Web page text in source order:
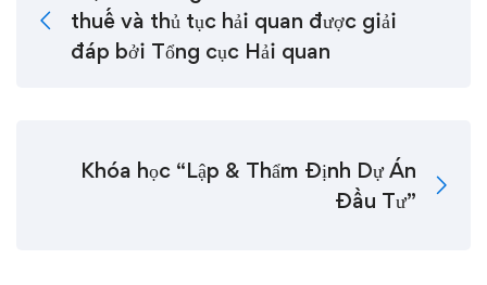
thuế và thủ tục hải quan được giải
đáp bởi Tổng cục Hải quan
Khóa học “Lập & Thẩm Định Dự Án
Đầu Tư”